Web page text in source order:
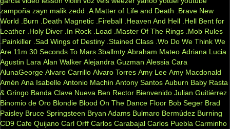
zampoña zayn malik zedd .A Matter of Life and Death
.Brave New
World
.Burn .Death Magnetic .Fireball .Heaven And Hell .Hell Bent for
Leather .Holy Diver .In Rock .Load .Master Of The Rings .Mob Rules
.Painkiller .Sad Wings of Destiny .Stained Class .Wo Do We Think We
Are 11m 30 Seconds To Mars 3ballmty Abraham Mateo Adriana Lucia
Agustin Lara Alan Walker Alejandra Guzman Alessia Cara
AlunaGeorge Alvaro Carrillo Alvaro Torres Amy Lee Amy Macdonald
Amén Ana Isabelle Antonio Machin Antony Santos Auburn Baby Rasta
& Gringo Banda Clave Nueva Ben Rector Bienvenido Julian Guitiérrez
Binomio de Oro Blondie Blood On The Dance Floor Bob Seger Brad
Paisley Bruce Springsteen Bryan Adams Bulmaro Bermúdez Burning
CD9 Cafe Quijano Carl Orff Carlos Carabajal Carlos Puebla Carminho